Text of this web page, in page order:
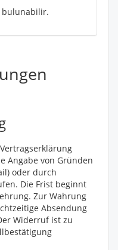
bulunabilir.
Angabe von Gründen
oder durch
Die Frist beginnt
Zur Wahrung
Absendung
Widerruf ist zu